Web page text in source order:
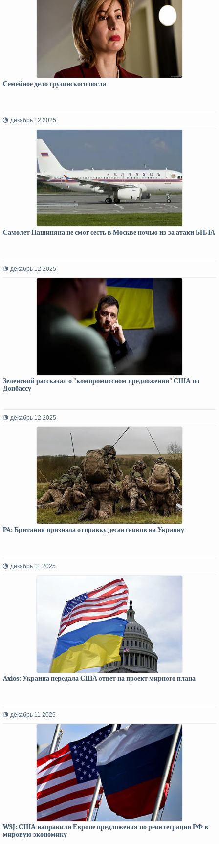
Семейное дело грузинского посла
декабрь 12 2025
Самолет Пашиняна не смог сесть в Москве ночью из-за атаки БПЛА
декабрь 12 2025
Зеленский рассказал о "компромиссном предложении" США по
Донбассу
декабрь 12 2025
PA: Британия признала отправку десантников на Украину
декабрь 11 2025
Axios: Украина передала США ответ на проект мирного плана
декабрь 11 2025
WSJ: США направили Европе предложения по реинтеграции РФ в
мировую экономику